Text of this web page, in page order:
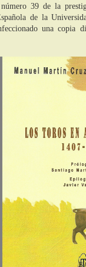
39 de la
de la
una copia